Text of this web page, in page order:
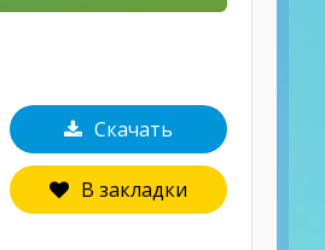
Скачать
В закладки